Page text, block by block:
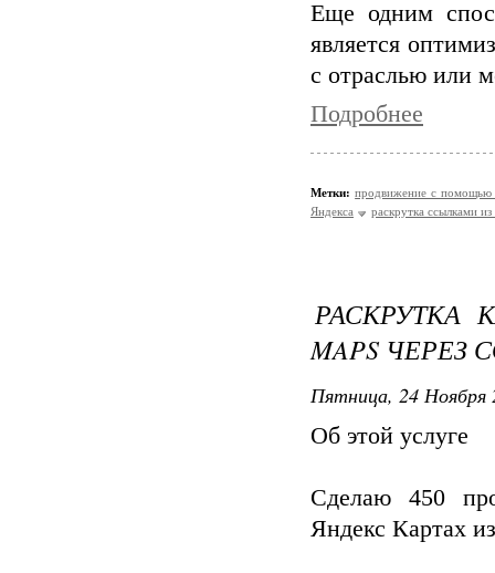
Еще одним
является
с отраслью или
Подробнее
Метки: продвижение с помощью
Яндекса
раскрутка ссылками
РАСКРУТКА
MAPS ЧЕРЕЗ
Пятница, 24 Ноября
Об этой услуге
Сделаю 450
Яндекс Картах